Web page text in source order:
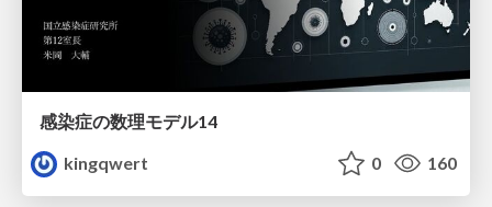
感染症の数理モデル14
kingqwert
0 160